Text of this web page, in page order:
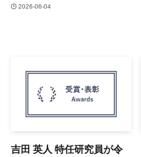
2026-06-04
吉田 英人 特任研究員が令